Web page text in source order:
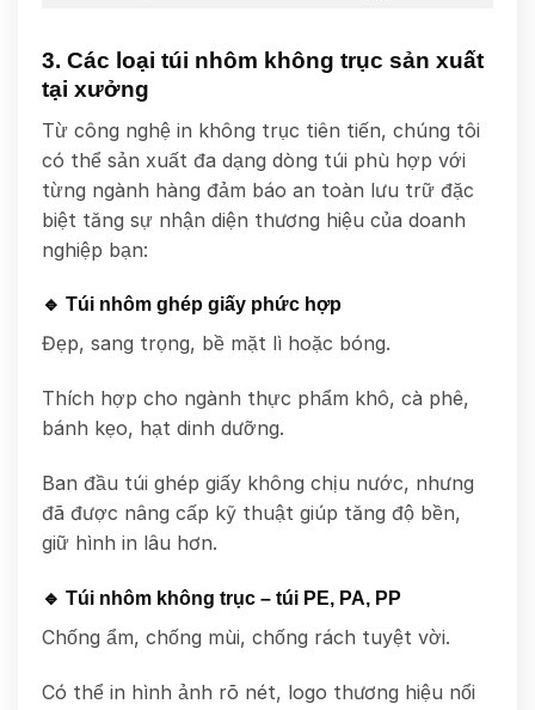
3. Các loại túi nhôm không trục sản xuất
tại xưởng
Từ công nghệ in không trục tiên tiến, chúng tôi
có thể sản xuất đa dạng dòng túi phù hợp với
từng ngành hàng đảm báo an toàn lưu trữ đặc
biệt tăng sự nhận diện thương hiệu của doanh
nghiệp bạn:
🔹 Túi nhôm ghép giấy phức hợp
Đẹp, sang trọng, bề mặt lì hoặc bóng.
Thích hợp cho ngành thực phẩm khô, cà phê,
bánh kẹo, hạt dinh dưỡng.
Ban đầu túi ghép giấy không chịu nước, nhưng
đã được nâng cấp kỹ thuật giúp tăng độ bền,
giữ hình in lâu hơn.
🔹 Túi nhôm không trục – túi PE, PA, PP
Chống ẩm, chống mùi, chống rách tuyệt vời.
Có thể in hình ảnh rõ nét, logo thương hiệu nổi